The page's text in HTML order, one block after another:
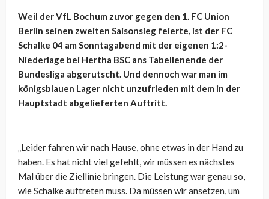
Weil der VfL Bochum zuvor gegen den 1. FC Union
Berlin seinen zweiten Saisonsieg feierte, ist der FC
Schalke 04 am Sonntagabend mit der eigenen 1:2-
Niederlage bei Hertha BSC ans Tabellenende der
Bundesliga abgerutscht. Und dennoch war man im
königsblauen Lager nicht unzufrieden mit dem in der
Hauptstadt abgelieferten Auftritt.
„Leider fahren wir nach Hause, ohne etwas in der Hand zu
haben. Es hat nicht viel gefehlt, wir müssen es nächstes
Mal über die Ziellinie bringen. Die Leistung war genau so,
wie Schalke auftreten muss. Da müssen wir ansetzen, um